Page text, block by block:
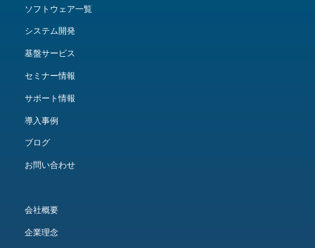
ソフトウェア一覧
システム開発
基盤サービス
セミナー情報
サポート情報
導入事例
ブログ
お問い合わせ
会社概要
企業理念